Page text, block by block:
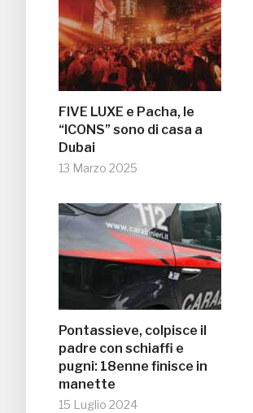
FIVE LUXE e Pacha, le
“ICONS” sono di casa a
Dubai
13 Marzo 2025
Pontassieve, colpisce il
padre con schiaffi e
pugni: 18enne finisce in
manette
15 Luglio 2024